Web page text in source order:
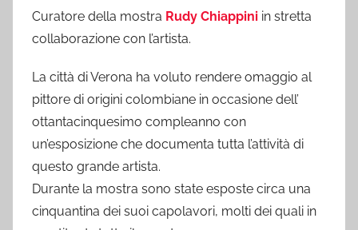
Curatore della mostra Rudy Chiappini in stretta
collaborazione con l’artista.
La città di Verona ha voluto rendere omaggio al
pittore di origini colombiane in occasione dell’
ottantacinquesimo compleanno con
un’esposizione che documenta tutta l’attività di
questo grande artista.
Durante la mostra sono state esposte circa una
cinquantina dei suoi capolavori, molti dei quali in